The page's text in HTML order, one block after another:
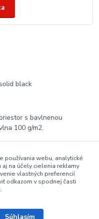
black
s bavlnenou
100 g/m2.
používania webu, analytické
na účely cielenia reklamy
vlastných preferencií
odkazom v spodnej časti
Súhlasím